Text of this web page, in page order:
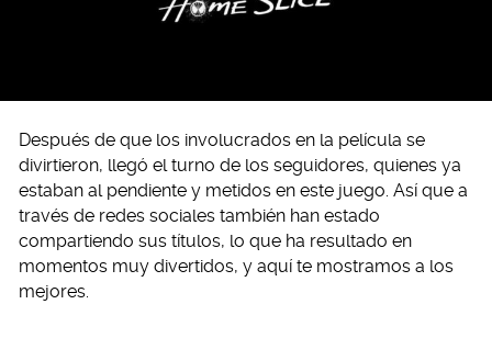
Después de que los involucrados en la película se
divirtieron, llegó el turno de los seguidores, quienes ya
estaban al pendiente y metidos en este juego. Así que a
través de redes sociales también han estado
compartiendo sus títulos, lo que ha resultado en
momentos muy divertidos, y aquí te mostramos a los
mejores.